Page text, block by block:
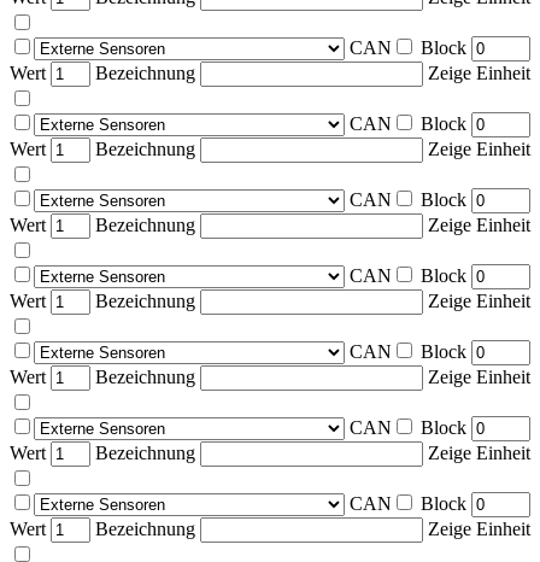
CAN
Block
Wert
Bezeichnung Zeige Einheit
CAN
Block
Wert
Bezeichnung Zeige Einheit
CAN
Block
Wert
Bezeichnung Zeige Einheit
CAN
Block
Wert
Bezeichnung Zeige Einheit
CAN
Block
Wert
Bezeichnung Zeige Einheit
CAN
Block
Wert
Bezeichnung Zeige Einheit
CAN
Block
Wert
Bezeichnung Zeige Einheit